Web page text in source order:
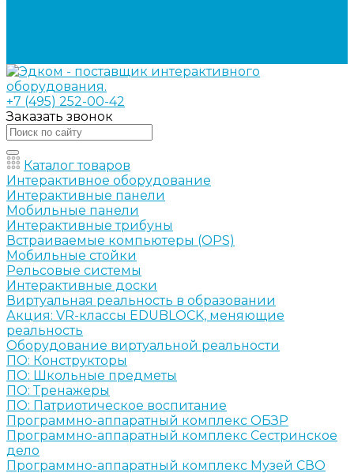
+7 (495) 252-00-42
Заказать звонок
Каталог товаров
Интерактивное оборудование
Интерактивные панели
Мобильные панели
Интерактивные трибуны
Встраиваемые компьютеры (OPS)
Мобильные стойки
Рельсовые системы
Интерактивные доски
Виртуальная реальность в образовании
Акция: VR-классы EDUBLOCK, меняющие
реальность
Оборудование виртуальной реальности
ПО: Конструкторы
ПО: Школьные предметы
ПО: Тренажеры
ПО: Патриотическое воспитание
Программно-аппаратный комплекс ОБЗР
Программно-аппаратный комплекс Сестринское
дело
Программно-аппаратный комплекс Музей СВО